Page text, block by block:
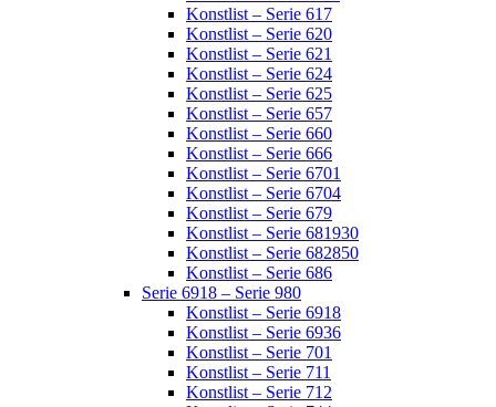
Konstlist – Serie 617
Konstlist – Serie 620
Konstlist – Serie 621
Konstlist – Serie 624
Konstlist – Serie 625
Konstlist – Serie 657
Konstlist – Serie 660
Konstlist – Serie 666
Konstlist – Serie 6701
Konstlist – Serie 6704
Konstlist – Serie 679
Konstlist – Serie 681930
Konstlist – Serie 682850
Konstlist – Serie 686
Serie 6918 – Serie 980
Konstlist – Serie 6918
Konstlist – Serie 6936
Konstlist – Serie 701
Konstlist – Serie 711
Konstlist – Serie 712